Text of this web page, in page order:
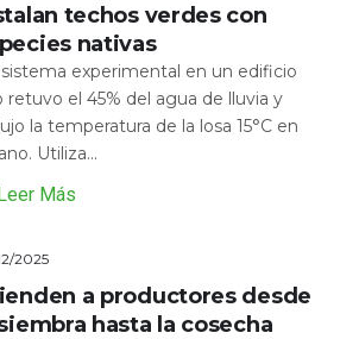
techos verdes con
nativas
sistema experimental en un edificio
retuvo el 45% del agua de lluvia y
la temperatura de la losa 15°C en
Utiliza...
Más
2025
a productores desde
hasta la cosecha